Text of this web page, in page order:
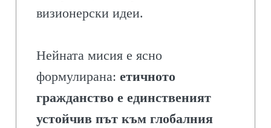
визионерски идеи.
Нейната мисия е ясно
формулирана:етичното
гражданство е единственият
устойчив път към глобалния